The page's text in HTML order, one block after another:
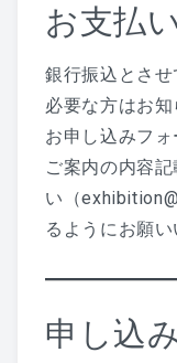
お支払
銀行振込とさ
必要な方はお知
お申し込みフ
ご案内の内容
い（
るようにお願い
申し込